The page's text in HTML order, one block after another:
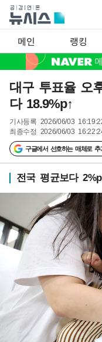
메인 랭킹
대구 투표율 오
다 18.9%p↑
기사등록 2026/06/03
최종수정 2026/06/03
구글에서 선호하는 매체로 추
전국 평균보다